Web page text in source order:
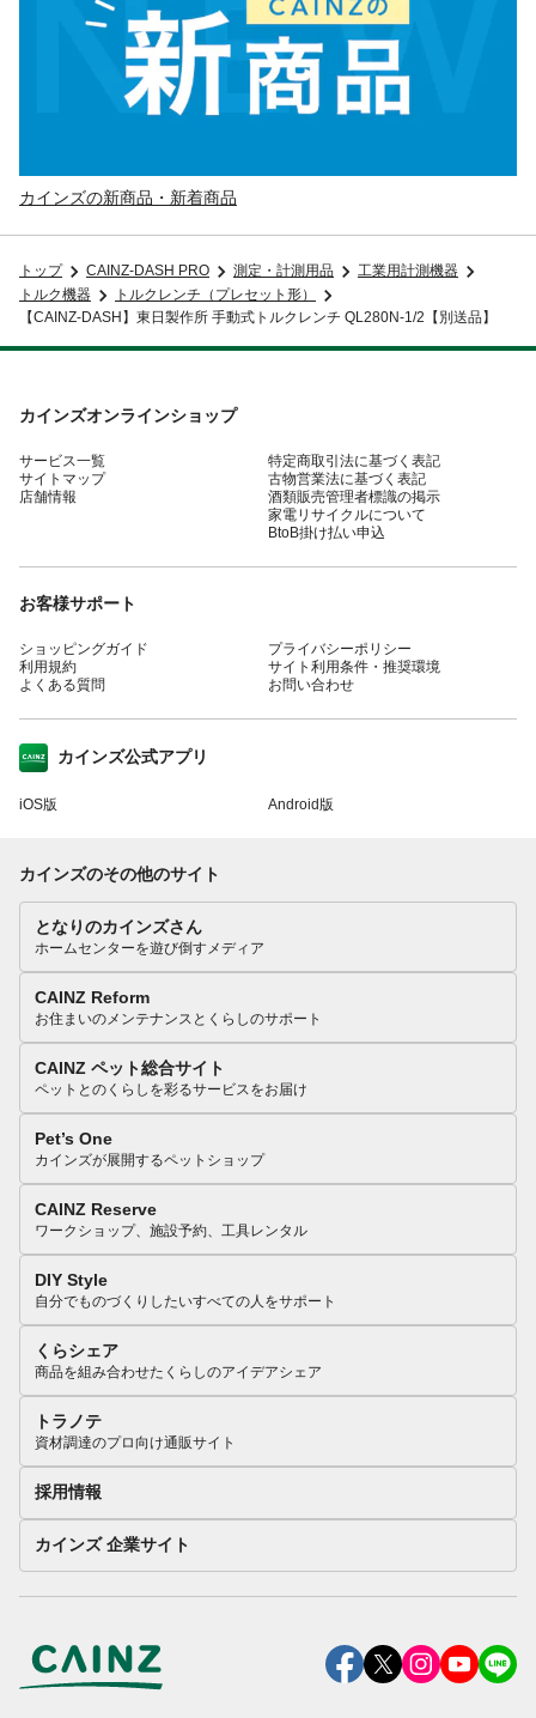
カインズの新商品・新着商品
トップ CAINZ-DASH PRO 測定・計測用品
工業用計測機器
トルク機器
トルクレンチ（プレセット形）
【CAINZ-DASH】東日製作所 手動式トルクレンチ QL280N-1/2【別送品】
カインズオンラインショップ
サービス一覧
サイトマップ
店舗情報
特定商取引法に基づく表記
古物営業法に基づく表記
酒類販売管理者標識の掲示
家電リサイクルについて
BtoB掛け払い申込
お客様サポート
ショッピングガイド
利用規約
よくある質問
プライバシーポリシー
サイト利用条件・推奨環境
お問い合わせ
カインズ公式アプリ
iOS版 Android版
カインズのその他のサイト
となりのカインズさん
ホームセンターを遊び倒すメディア
CAINZ Reform
お住まいのメンテナンスとくらしのサポート
CAINZ ペット総合サイト
ペットとのくらしを彩るサービスをお届け
Pet’s One
カインズが展開するペットショップ
CAINZ Reserve
ワークショップ、施設予約、工具レンタル
DIY Style
自分でものづくりしたいすべての人をサポート
くらシェア
商品を組み合わせたくらしのアイデアシェア
トラノテ
資材調達のプロ向け通販サイト
採用情報
カインズ 企業サイト